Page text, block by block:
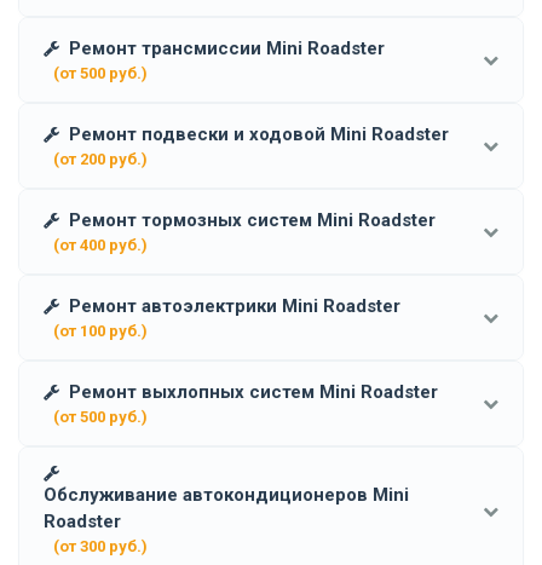
Ремонт трансмиссии Mini Roadster
(от 500 руб.)
Ремонт подвески и ходовой Mini Roadster
(от 200 руб.)
Ремонт тормозных систем Mini Roadster
(от 400 руб.)
Ремонт автоэлектрики Mini Roadster
(от 100 руб.)
Ремонт выхлопных систем Mini Roadster
(от 500 руб.)
Обслуживание автокондиционеров Mini
Roadster
(от 300 руб.)